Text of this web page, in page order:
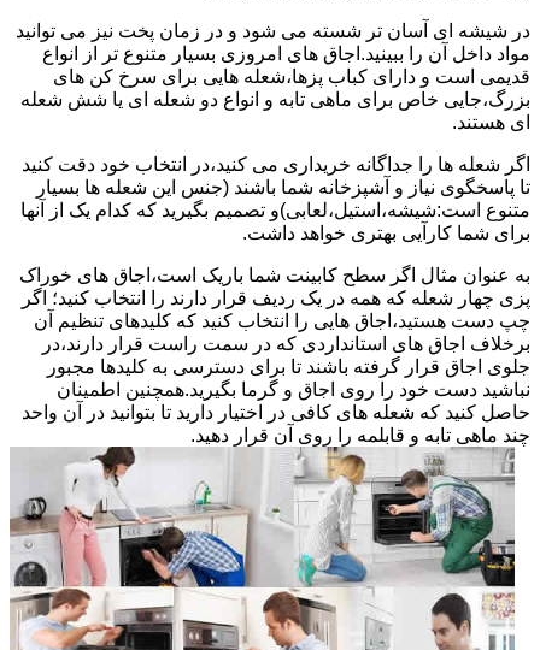
در شیشه ای آسان تر شسته می شود و در زمان پخت نیز می توانید
مواد داخل آن را ببینید.اجاق های امروزی بسیار متنوع تر از انواع
قدیمی است و دارای کباب پزها،شعله هایی برای سرخ کن های
بزرگ،جایی خاص برای ماهی تابه و انواع دو شعله ای یا شش شعله
ای هستند.
اگر شعله ها را جداگانه خریداری می کنید،در انتخاب خود دقت کنید
تا پاسخگوی نیاز و آشپزخانه شما باشند (جنس این شعله ها بسیار
متنوع است:شیشه،استیل،لعابی)و تصمیم بگیرید که کدام یک از آنها
برای شما کارآیی بهتری خواهد داشت.
به عنوان مثال اگر سطح کابینت شما باریک است،اجاق های خوراک
پزی چهار شعله که همه در یک ردیف قرار دارند را انتخاب کنید؛ اگر
چپ دست هستید،اجاق هایی را انتخاب کنید که کلیدهای تنظیم آن
برخلاف اجاق های استانداردی که در سمت راست قرار دارند،در
جلوی اجاق قرار گرفته باشند تا برای دسترسی به کلیدها مجبور
نباشید دست خود را روی اجاق و گرما بگیرید.همچنین اطمینان
حاصل کنید که شعله های کافی در اختیار دارید تا بتوانید در آن واحد
چند ماهی تابه و قابلمه را روی آن قرار دهید.